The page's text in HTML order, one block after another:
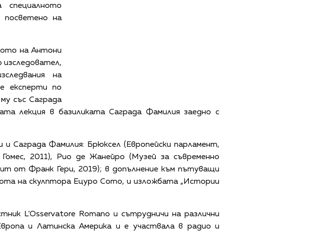
посветено на
на Антони
изследовател,
на
експерти по
със Саграда
лекция в базиликата Саграда Фамилия заедно с
Саграда Фамилия: Брюксел (Европейски парламент,
2011), Рио де Жанейро (Музей за съвременно
от Франк Гери, 2019); в допълнение към пътуващи
на скулптора Ецуро Сото, и изложбата „Истории
L’Osservatore Romano и сътрудничи на различни
и Латинска Америка и е участвала в радио и